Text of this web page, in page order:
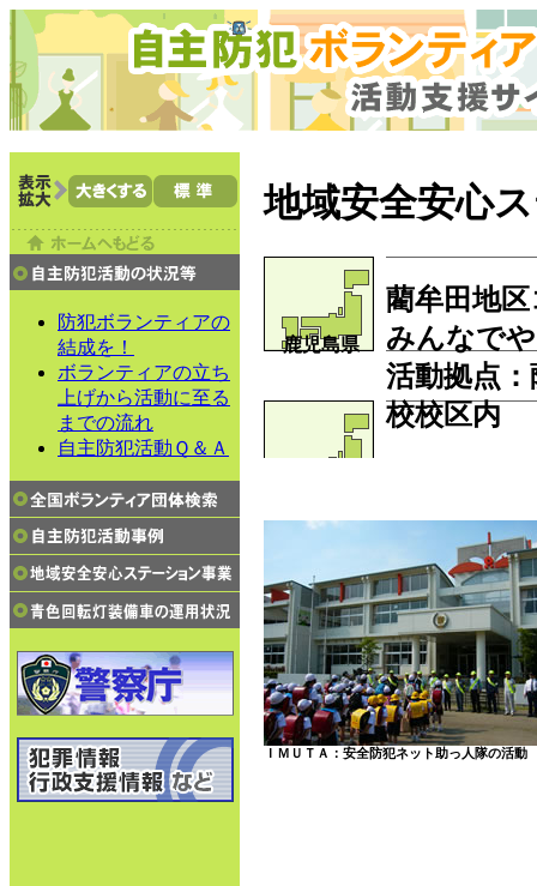
防犯ボランティアの
結成を！
ボランティアの立ち
上げから活動に至る
までの流れ
自主防犯活動Ｑ＆Ａ
地域安全安心
鹿児島県
藺牟田地
みんなで
活動拠点：
校校区内
ＩＭＵＴＡ：安全防犯ネット助っ人隊の活動